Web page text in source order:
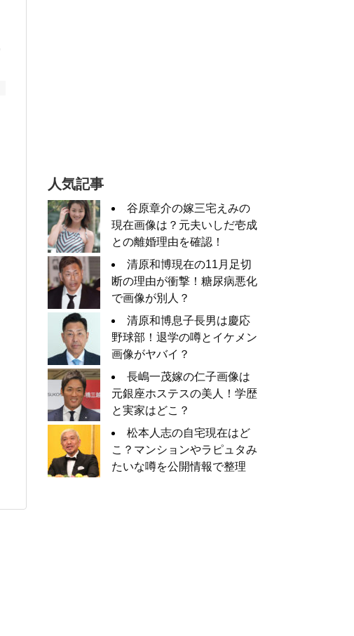
人気記事
谷原章介の嫁三宅えみの
現在画像は？元夫いしだ壱成
との離婚理由を確認！
清原和博現在の11月足切
断の理由が衝撃！糖尿病悪化
で画像が別人？
清原和博息子長男は慶応
野球部！退学の噂とイケメン
画像がヤバイ？
長嶋一茂嫁の仁子画像は
元銀座ホステスの美人！学歴
と実家はどこ？
松本人志の自宅現在はど
こ？マンションやラピュタみ
たいな噂を公開情報で整理